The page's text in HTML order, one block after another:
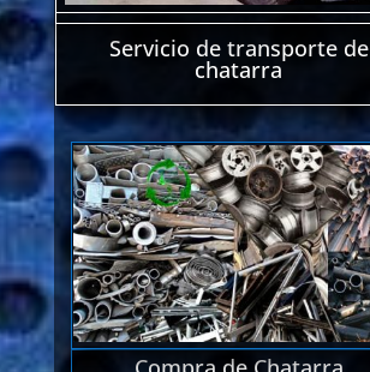
Servicio de transporte de
chatarra